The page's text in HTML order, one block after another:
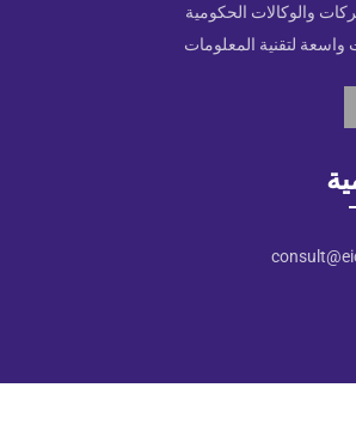
والوكالات الحكومية
لتقنية المعلومات